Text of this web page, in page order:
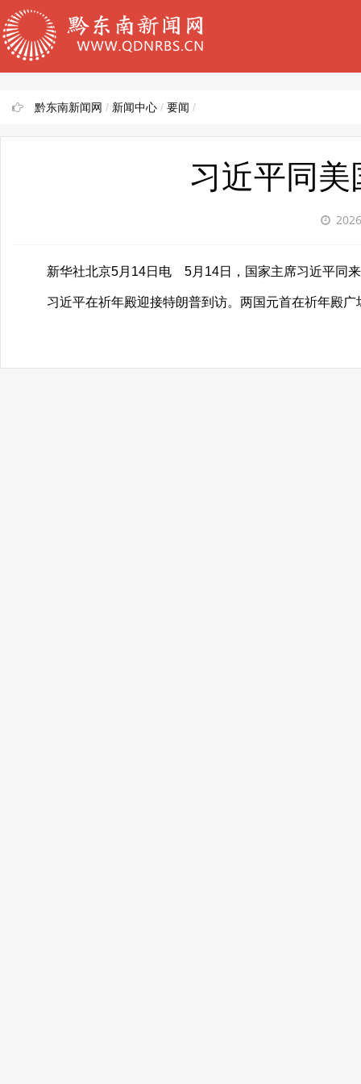
黔东南新闻网 / 新闻中心 / 要闻 /
习近平同
新华社北京5月14日电 5月14日，国家主席习近平同来
习近平在祈年殿迎接特朗普到访。两国元首在祈年殿广